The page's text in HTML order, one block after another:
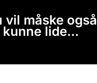
vil måske også
kunne lide...